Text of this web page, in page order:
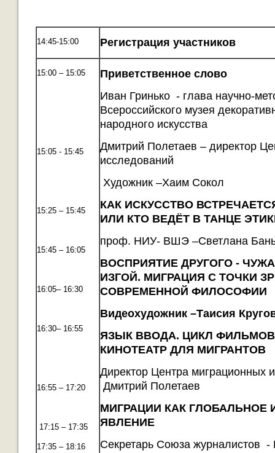
14:45-15:00 Регистрация участников
15:00 – 15:05
15:05 - 15:45
15:25 – 15:45
15:45 – 16:05
16:05– 16:30
16:30– 16:55
16:55 – 17:20
17:15 – 17:35
17:35 – 18:16
Приветственное слово
Иван Гринько - глава научно-
Всероссийского музея
народного искусства
Дмитрий Полетаев – директор
исследований
Художник –Хаим Сокол
КАК ИСКУССТВО
ИЛИ КТО ВЕДЁТ В ТАНЦЕ
проф. НИУ- ВШЭ –Светлана
ВОСПРИЯТИЕ ДРУГОГО -
ИЗГОЙ. МИГРАЦИЯ С ТОЧКИ
СОВРЕМЕННОЙ ФИЛОСОФИИ
Видеохудожник –Таисия
ЯЗЫК ВВОДА. ЦИКЛ
КИНОТЕАТР ДЛЯ МИГРАНТОВ
Директор Центра миграционных
Дмитрий Полетаев
МИГРАЦИИ КАК ГЛОБАЛЬНОЕ
ЯВЛЕНИЕ
Cекретарь Союза журналистов